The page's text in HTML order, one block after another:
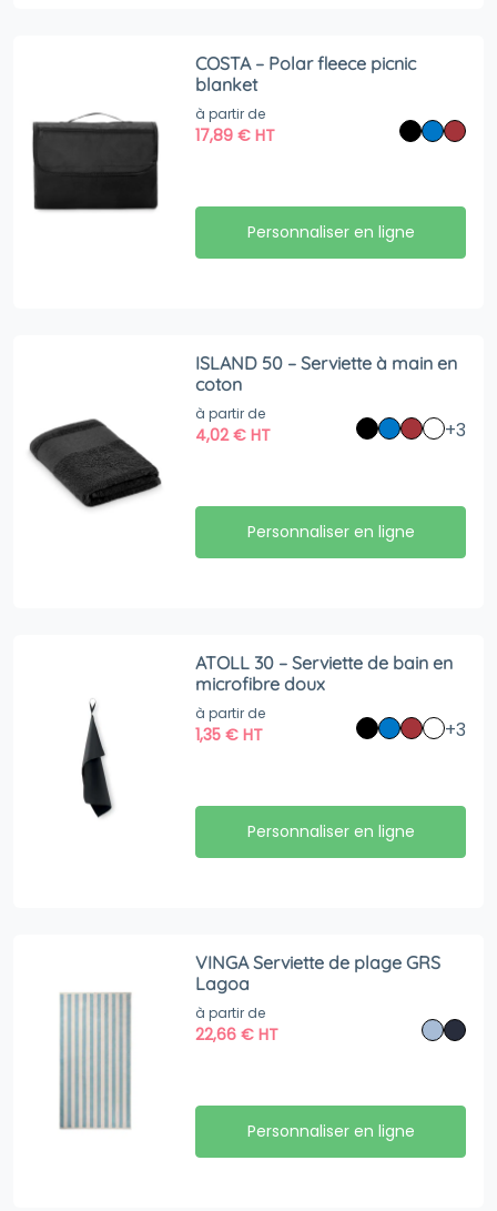
COSTA – Polar fleece picnic
blanket
à partir de
17,89€ HT
Personnaliser en ligne
ISLAND 50 – Serviette à main en
coton
à partir de
4,02€ HT +3
Personnaliser en ligne
ATOLL 30 – Serviette de bain en
microfibre doux
à partir de
1,35€ HT +3
Personnaliser en ligne
VINGA Serviette de plage GRS
Lagoa
à partir de
22,66€ HT
Personnaliser en ligne